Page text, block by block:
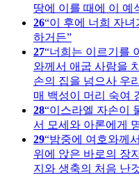
땅에 이를 때에 이 예
26 이 후에 너희 자
하거든
27 너희는 이르기를
와께서 애굽 사람을
손의 집을 넘으사 우
매 백성이 머리 숙여
28 이스라엘 자손이
서 모세와 아론에게
29 밤중에 여호와께
위에 앉은 바로의 장
지와 생축의 처음 난